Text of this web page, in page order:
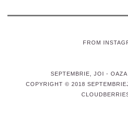
FROM
SEPTEMBRIE, JOI -
COPYRIGHT © 2018